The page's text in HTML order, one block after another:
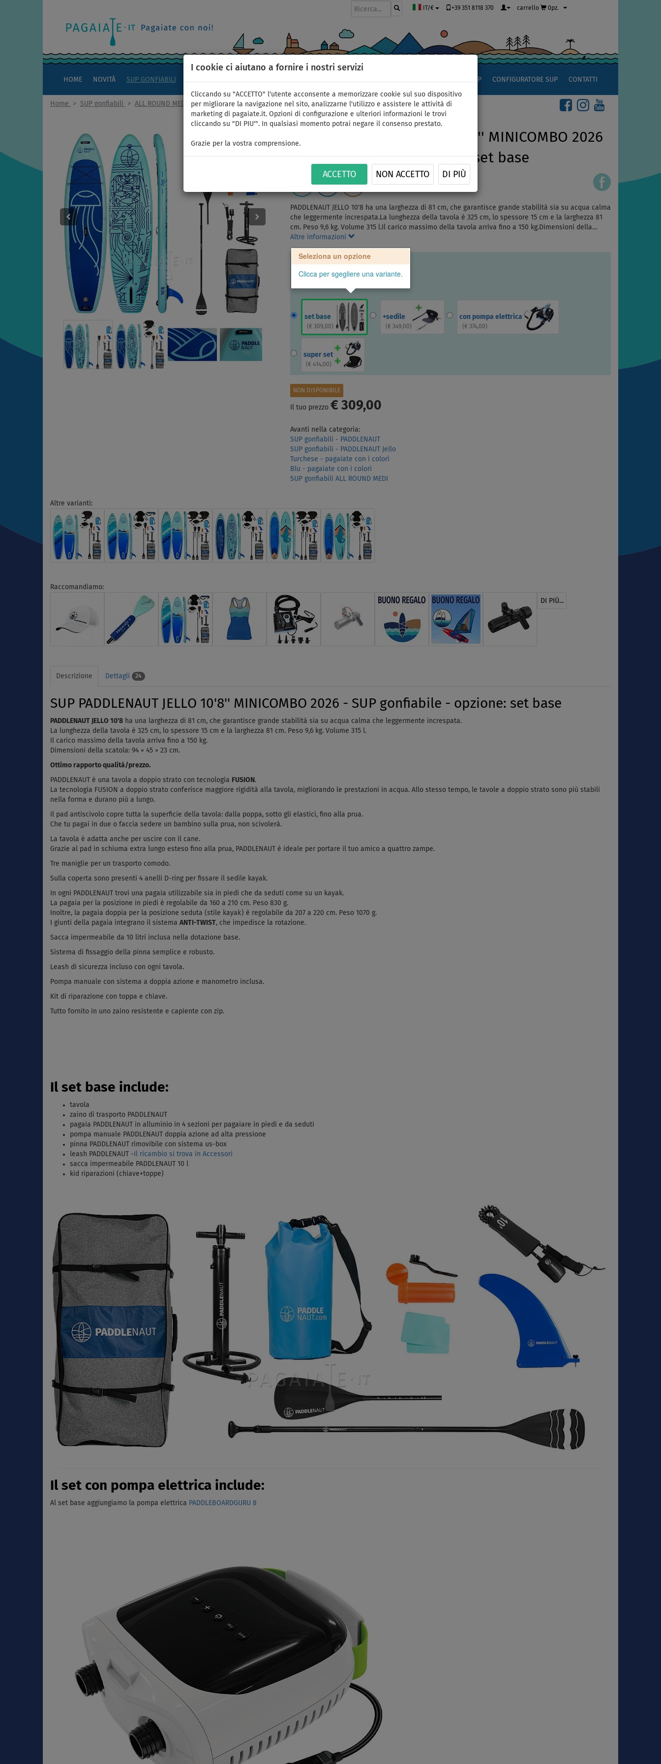
I cookie ci aiutano a fornire i nostri servizi
Cliccando su "ACCETTO" l'utente acconsente a memorizzare cookie sul suo dispositivo
per migliorare la navigazione nel sito, analizzarne l'utilizzo e assistere le attività di
marketing di pagaiate.it. Opzioni di configurazione e ulteriori informazioni le trovi
cliccando su "DI PIU'". In qualsiasi momento potrai negare il consenso prestato.
Grazie per la vostra comprensione.
ACCETTO NON ACCETTO DI PIÙ
IT/€ +39 351 8118 370 carrello 0pz.
HOME NOVITÀ SUP GONFIABILI APPROCCIO AL SUP CONFIGURATORE SUP CONTATTI
Home > SUP gonfiabili > ALL ROUND MEDI
SUP PADDLENAUT JELLO 10'8'' MINICOMBO 2026
- SUP gonfiabile - opzione: set base
PADDLENAUT JELLO 10'8 ha una larghezza di 81 cm, che garantisce grande stabilità sia su acqua calma
che leggermente increspata.La lunghezza della tavola è 325 cm, lo spessore 15 cm e la larghezza 81
cm. Peso 9,6 kg. Volume 315 l.Il carico massimo della tavola arriva fino a 150 kg.Dimensioni della…
Altre informazioni
Seleziona un opzione
Clicca per sgegliere una variante.
set base
(€ 309,00)
+sedile
(€ 349,00)
con pompa elettrica
(€ 374,00)
super set
(€ 414,00)
NON DISPONIBILE
Il tuo prezzo € 309,00
Avanti nella categoria:
SUP gonfiabili - PADDLENAUT
SUP gonfiabili - PADDLENAUT Jello
Turchese - pagaiate con i colori
Blu - pagaiate con i colori
SUP gonfiabili ALL ROUND MEDI
Altre varianti:
Raccomandiamo:
DI PIÙ...
Descrizione Dettagli 24
SUP PADDLENAUT JELLO 10'8'' MINICOMBO 2026 - SUP gonfiabile - opzione: set base
PADDLENAUT JELLO 10'8 ha una larghezza di 81 cm, che garantisce grande stabilità sia su acqua calma che leggermente increspata.
La lunghezza della tavola è 325 cm, lo spessore 15 cm e la larghezza 81 cm. Peso 9,6 kg. Volume 315 l.
Il carico massimo della tavola arriva fino a 150 kg.
Dimensioni della scatola: 94 × 45 × 23 cm.
Ottimo rapporto qualità/prezzo.
PADDLENAUT è una tavola a doppio strato con tecnologia FUSION .
La tecnologia FUSION a doppio strato conferisce maggiore rigidità alla tavola, migliorando le prestazioni in acqua. Allo stesso tempo, le tavole a doppio strato sono più stabili
nella forma e durano più a lungo.
Il pad antiscivolo copre tutta la superficie della tavola: dalla poppa, sotto gli elastici, fino alla prua.
Che tu pagai in due o faccia sedere un bambino sulla prua, non scivolerà.
La tavola è adatta anche per uscire con il cane.
Grazie al pad in schiuma extra lungo esteso fino alla prua, PADDLENAUT è ideale per portare il tuo amico a quattro zampe.
Tre maniglie per un trasporto comodo.
Sulla coperta sono presenti 4 anelli D-ring per fissare il sedile kayak.
In ogni PADDLENAUT trovi una pagaia utilizzabile sia in piedi che da seduti come su un kayak.
La pagaia per la posizione in piedi è regolabile da 160 a 210 cm. Peso 830 g.
Inoltre, la pagaia doppia per la posizione seduta (stile kayak) è regolabile da 207 a 220 cm. Peso 1070 g.
I giunti della pagaia integrano il sistema ANTI-TWIST, che impedisce la rotazione.
Sacca impermeabile da 10 litri inclusa nella dotazione base.
Sistema di fissaggio della pinna semplice e robusto.
Leash di sicurezza incluso con ogni tavola.
Pompa manuale con sistema a doppia azione e manometro inclusa.
Kit di riparazione con toppa e chiave.
Tutto fornito in uno zaino resistente e capiente con zip.
Il set base include:
tavola
zaino di trasporto PADDLENAUT
pagaia PADDLENAUT in alluminio in 4 sezioni per pagaiare in piedi e da seduti
pompa manuale PADDLENAUT doppia azione ad alta pressione
pinna PADDLENAUT rimovibile con sistema us-box
leash PADDLENAUT - Il ricambio si trova in Accessori
sacca impermeabile PADDLENAUT 10 l
kid riparazioni (chiave+toppe)
Il set con pompa elettrica include:
Al set base aggiungiamo la pompa elettrica PADDLEBOARDGURU 8